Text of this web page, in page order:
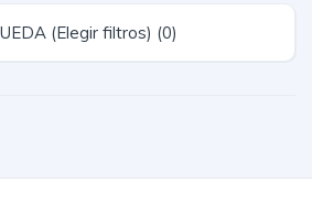
BÚSQUEDA (Elegir filtros) (0)